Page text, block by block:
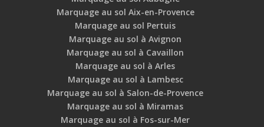
Marquage au sol Aix-en-Provence
Marquage au sol Pertuis
Marquage au sol à Avignon
Marquage au sol à Cavaillon
Marquage au sol à Arles
Marquage au sol à Lambesc
Marquage au sol à Salon-de-Provence
Marquage au sol à Miramas
Marquage au sol à Fos-sur-Mer